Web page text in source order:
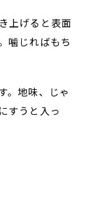
上げると表面
噛じればもち
。地味、じゃ
すうと入っ